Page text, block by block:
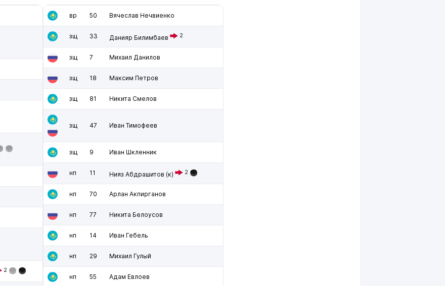
2
вр 50 Вячеслав Нечвиенко
зщ 33 Данияр Билимбаев 2
зщ 7 Михаил Данилов
зщ 18 Максим Петров
зщ 81 Никита Смелов
зщ 47 Иван Тимофеев
зщ 9 Иван Шкленник
нп 11 Нияз Абдрашитов (к) 2
нп 70 Арлан Акпирганов
нп 77 Никита Белоусов
нп 14 Иван Гебель
нп 29 Михаил Гулый
нп 55 Адам Евлоев